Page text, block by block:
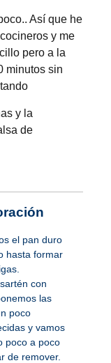
Así que he
y me
pero a la
minutos sin
y la
de
el pan duro
hasta formar
con
las
poco
y vamos
poco a poco
de remover.